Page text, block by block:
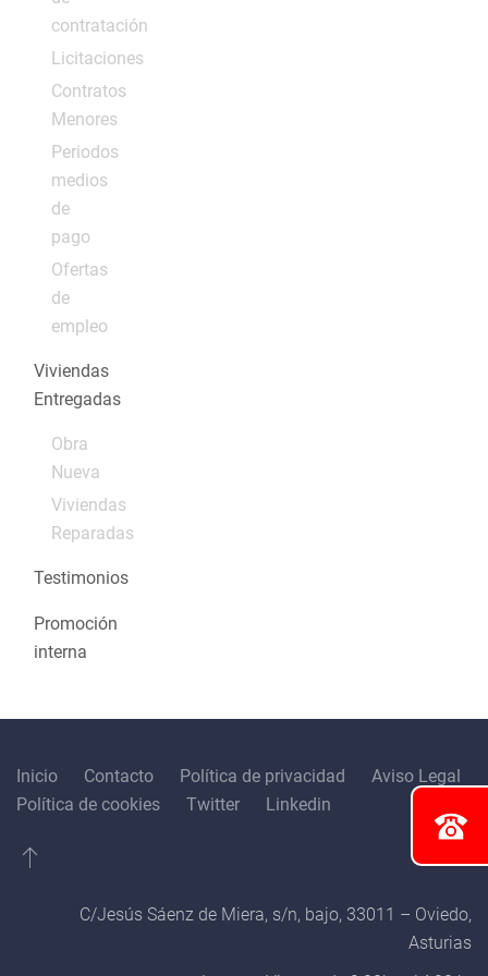
contratación
Licitaciones
Contratos
Menores
Periodos
medios
de
pago
Ofertas
de
empleo
Viviendas
Entregadas
Obra
Nueva
Viviendas
Reparadas
Testimonios
Promoción
interna
Inicio Contacto Política de privacidad
Aviso Legal
Política de cookies
Twitter Linkedin
C/Jesús Sáenz de Miera, s/n, bajo, 33011 – Oviedo,
Asturias